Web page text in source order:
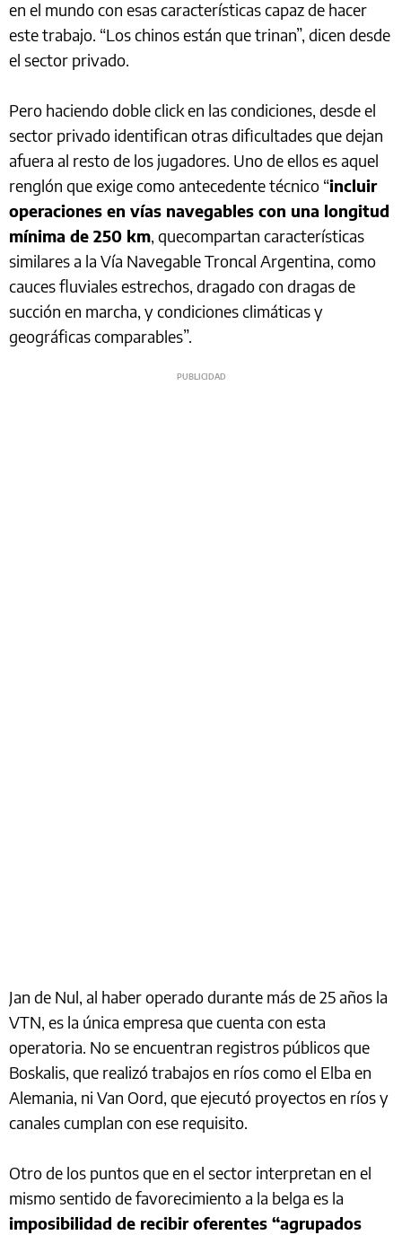
en el mundo con esas características capaz de hacer
este trabajo. “Los chinos están que trinan”, dicen desde
el sector privado.
Pero haciendo doble click en las condiciones, desde el
sector privado identifican otras dificultades que dejan
afuera al resto de los jugadores. Uno de ellos es aquel
renglón que exige como antecedente técnico “incluir
operaciones en vías navegables con una longitud
mínima de 250 km, quecompartan características
similares a la Vía Navegable Troncal Argentina, como
cauces fluviales estrechos, dragado con dragas de
succión en marcha, y condiciones climáticas y
geográficas comparables”.
Jan de Nul, al haber operado durante más de 25 años la
VTN, es la única empresa que cuenta con esta
operatoria. No se encuentran registros públicos que
Boskalis, que realizó trabajos en ríos como el Elba en
Alemania, ni Van Oord, que ejecutó proyectos en ríos y
canales cumplan con ese requisito.
Otro de los puntos que en el sector interpretan en el
mismo sentido de favorecimiento a la belga es la
imposibilidad de recibir oferentes “agrupados